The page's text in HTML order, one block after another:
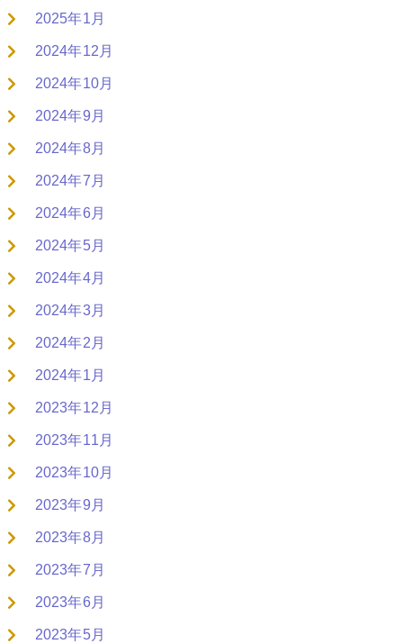
2025年1月
2024年12月
2024年10月
2024年9月
2024年8月
2024年7月
2024年6月
2024年5月
2024年4月
2024年3月
2024年2月
2024年1月
2023年12月
2023年11月
2023年10月
2023年9月
2023年8月
2023年7月
2023年6月
2023年5月